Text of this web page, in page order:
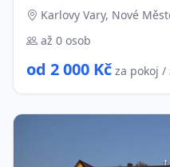
Karlovy Vary, Nové
až 0 osob
od 2 000 Kč za pokoj /